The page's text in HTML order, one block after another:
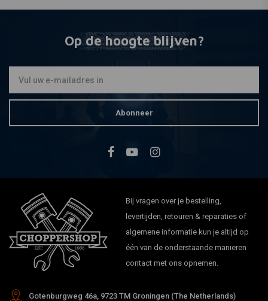
Op de hoogte blijven?
Abonneer
Bij vragen over je bestelling,
levertijden, retouren & reparaties of
algemene informatie kun je altijd op
één van de onderstaande manieren
contact met ons opnemen.
Gotenburgweg 46a, 9723 TM Groningen (The Netherlands)